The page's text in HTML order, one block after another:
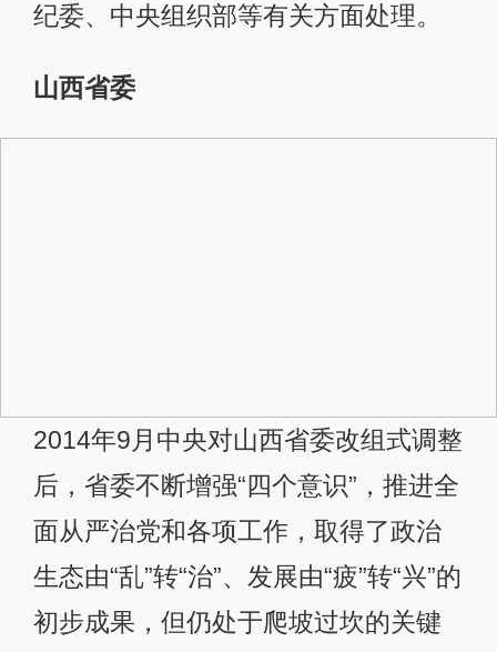
纪委、中央组织部等有关方面处理。
山西省委
2014年9月中央对山西省委改组式调整
后，省委不断增强“四个意识”，推进全
面从严治党和各项工作，取得了政治
生态由“乱”转“治”、发展由“疲”转“兴”的
初步成果，但仍处于爬坡过坎的关键